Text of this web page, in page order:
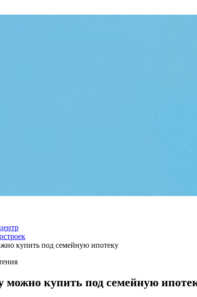
купить под семейную ипотеку
можно купить под семейную